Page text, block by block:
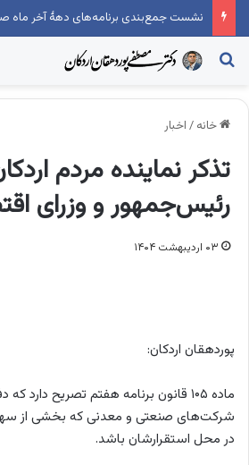
نشست جمع‌بندی برنامه‌های دهۀ آخر ماه
جستجو...
خانه / اخبار
تذکر نماینده مردم
رئیس‌جمهور و وزرای
۰۳ اردیبهشت ۱۴۰۴
پوردهقان اردکان:
ماده ۱۰۵ قانون برنامه هفتم تصریح
شرکت‌های صنعتی و معدنی که بخشی از
در محل استقرارشان باشد.